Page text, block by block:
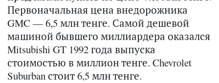
Первоначальная цена внедорожника
GMC — 6,5 млн тенге. Самой дешевой
машиной бывшего миллиардера оказался
Mitsubishi GT 1992 года выпуска
стоимостью в миллион тенге. Chevrolet
Suburban стоит 6,5 млн тенге.